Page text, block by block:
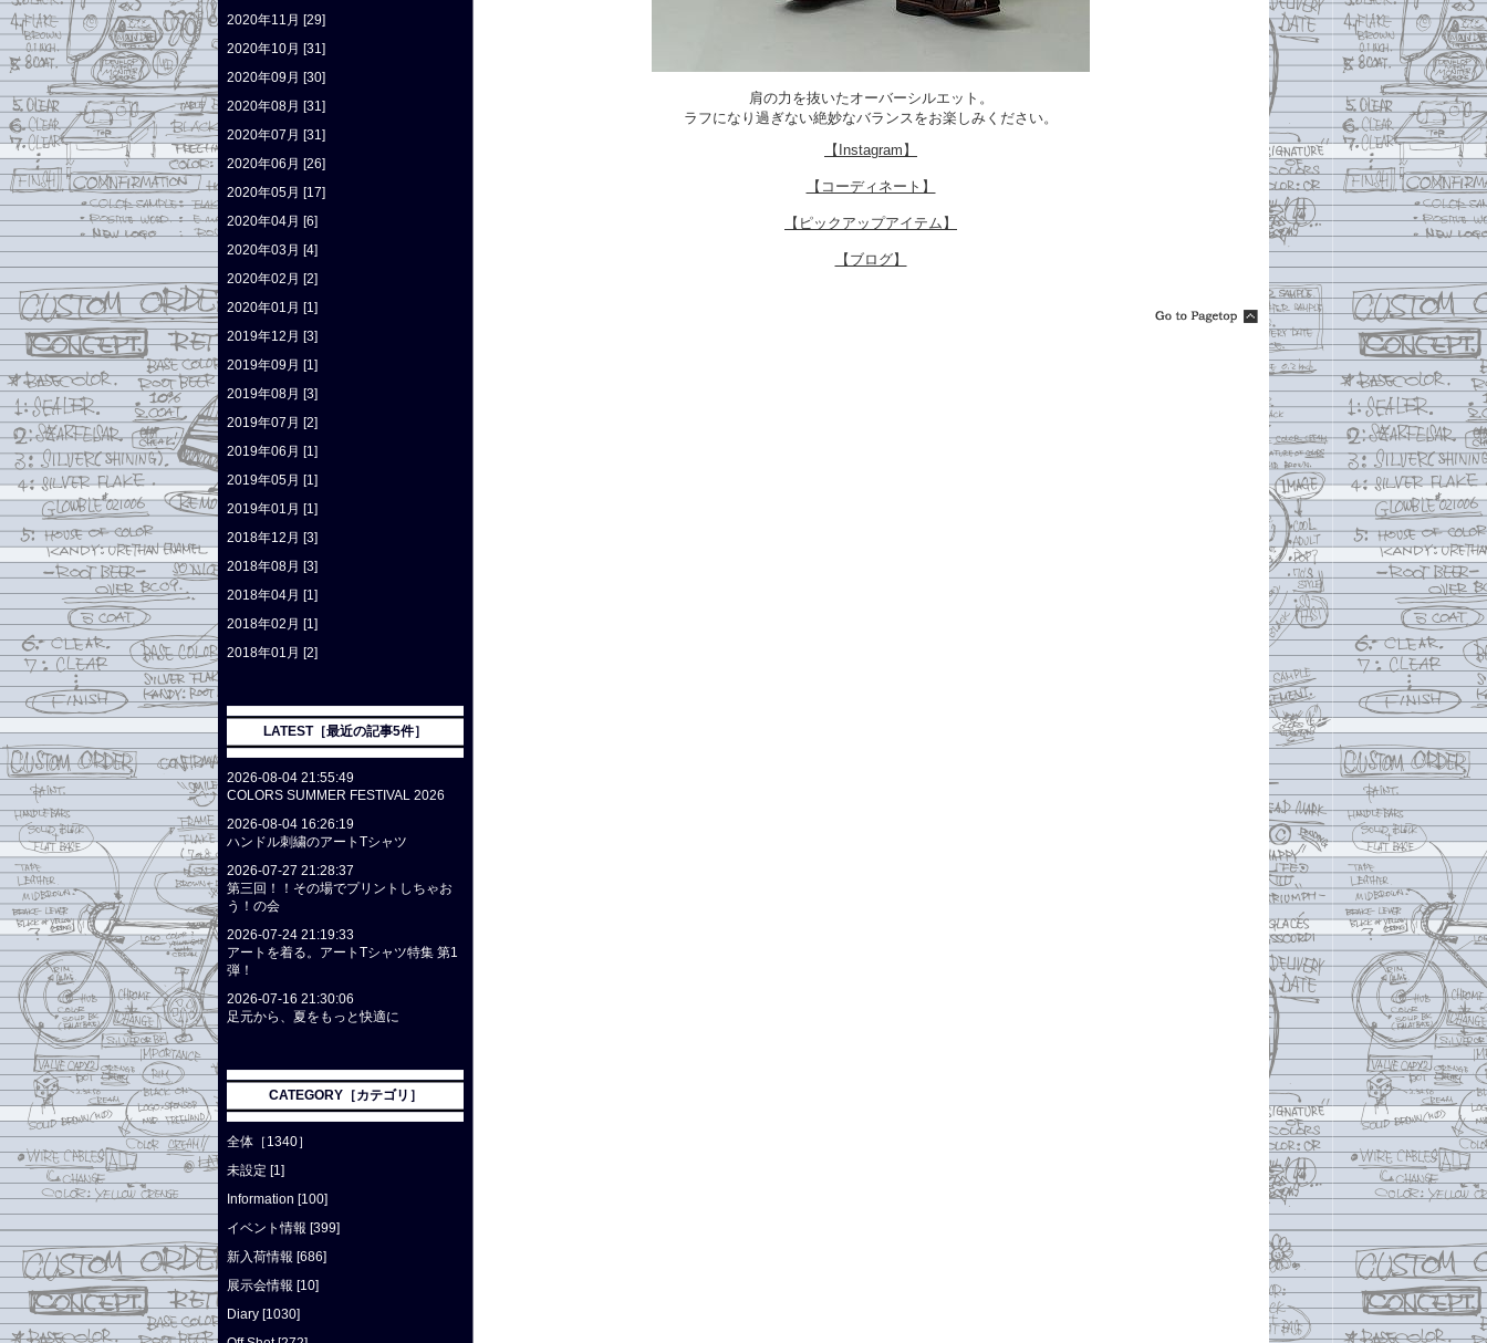
肩の力を抜いたオーバーシルエット。
ラフになり過ぎない絶妙なバランスをお楽しみください。
【Instagram】
【コーディネート】
【ピックアップアイテム】
【ブログ】
2020年11月 [29]
2020年10月 [31]
2020年09月 [30]
2020年08月 [31]
2020年07月 [31]
2020年06月 [26]
2020年05月 [17]
2020年04月 [6]
2020年03月 [4]
2020年02月 [2]
2020年01月 [1]
2019年12月 [3]
2019年09月 [1]
2019年08月 [3]
2019年07月 [2]
2019年06月 [1]
2019年05月 [1]
2019年01月 [1]
2018年12月 [3]
2018年08月 [3]
2018年04月 [1]
2018年02月 [1]
2018年01月 [2]
LATEST［最近の記事5件］
2026-08-04 21:55:49
COLORS SUMMER FESTIVAL 2026
2026-08-04 16:26:19
ハンドル刺繍のアートTシャツ
2026-07-27 21:28:37
第三回！！その場でプリントしちゃお
う！の会
2026-07-24 21:19:33
アートを着る。アートTシャツ特集 第1
弾！
2026-07-16 21:30:06
足元から、夏をもっと快適に
CATEGORY［カテゴリ］
全体［1340］
未設定 [1]
Information [100]
イベント情報 [399]
新入荷情報 [686]
展示会情報 [10]
Diary [1030]